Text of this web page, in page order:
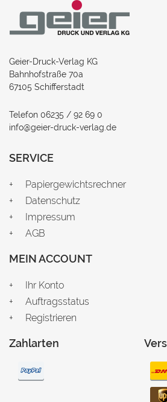
Geier-Druck-Verlag KG
Bahnhofstraße 70a
67105 Schifferstadt
Telefon 06235 / 92 69 0
info@geier-druck-verlag.de
SERVICE
Papiergewichtsrechner
Datenschutz
Impressum
AGB
MEIN ACCOUNT
Ihr Konto
Auftragsstatus
Registrieren
Zahlarten